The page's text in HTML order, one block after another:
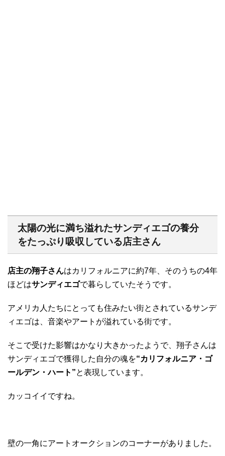
太陽の光に満ち溢れたサンディエゴの養分
をたっぷり吸収している店主さん
店主の翔子さんはカリフォルニアに約7年、そのうちの4年
ほどはサンディエゴで暮らしていたそうです。
アメリカ人たちにとっても住みたい街とされているサンデ
ィエゴは、音楽やアートが溢れている街です。
そこで受けた影響はかなり大きかったようで、翔子さんは
サンディエゴで獲得した自分の魂を“カリフォルニア・ゴ
ールデン・ハート”と表現しています。
カッコイイですね。
壁の一角にアートオークションのコーナーがありました。